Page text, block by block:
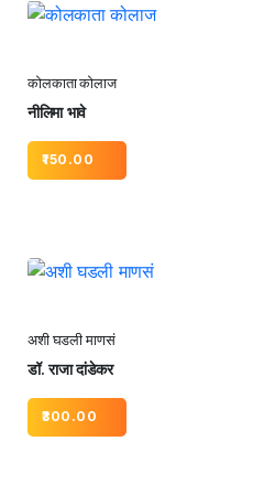
कोलकाता कोलाज
नीलिमा भावे
150.00
अशी घडली माणसं
डॉ. राजा दांडेकर
300.00